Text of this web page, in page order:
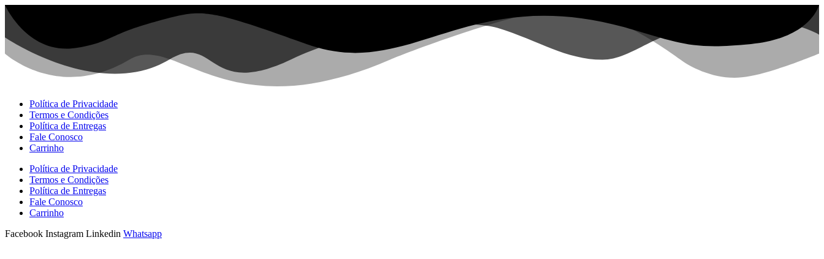
Ir
para
conteúdo
Política de Privacidade
Termos e Condições
Política de Entregas
Fale Conosco
Carrinho
Política de Privacidade
Termos e Condições
Política de Entregas
Fale Conosco
Carrinho
Facebook Instagram Linkedin Whatsapp